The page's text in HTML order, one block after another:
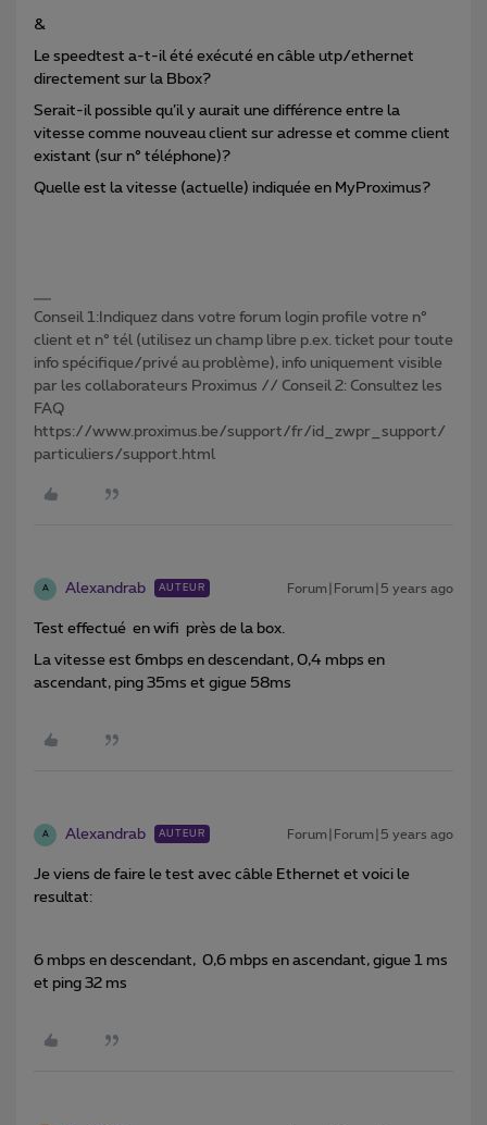
&
Le speedtest a-t-il été exécuté en câble utp/ethernet
directement sur la Bbox?
Serait-il possible qu’il y aurait une différence entre la
vitesse comme nouveau client sur adresse et comme client
existant (sur n° téléphone)?
Quelle est la vitesse (actuelle) indiquée en MyProximus?
Conseil 1:Indiquez dans votre forum login profile votre n°
client et n° tél (utilisez un champ libre p.ex. ticket pour toute
info spécifique/privé au problème), info uniquement visible
par les collaborateurs Proximus // Conseil 2: Consultez les
FAQ
https://www.proximus.be/support/fr/id_zwpr_support/
particuliers/support.html
A Alexandrab AUTEUR Forum|Forum|5 years ago
Test effectué en wifi près de la box.
La vitesse est 6mbps en descendant, 0,4 mbps en
ascendant, ping 35ms et gigue 58ms
A Alexandrab AUTEUR Forum|Forum|5 years ago
Je viens de faire le test avec câble Ethernet et voici le
resultat:
6 mbps en descendant, 0,6 mbps en ascendant, gigue 1 ms
et ping 32 ms